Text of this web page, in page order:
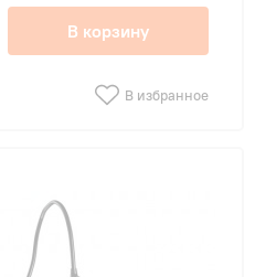
В корзину
В избранное